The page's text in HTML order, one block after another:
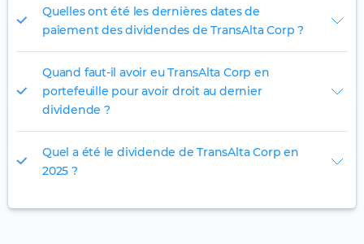
Quelles ont été les dernières dates de
paiement des dividendes de TransAlta Corp ?
Quand faut-il avoir eu TransAlta Corp en
portefeuille pour avoir droit au dernier
dividende ?
Quel a été le dividende de TransAlta Corp en
2025 ?